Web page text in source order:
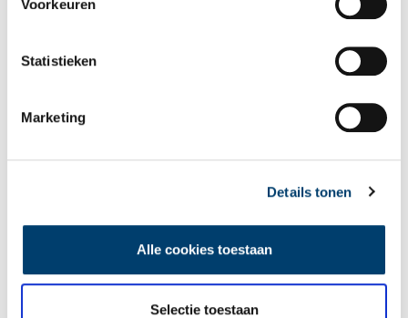
Voorkeuren
Statistieken
Marketing
Details tonen
Alle cookies toestaan
Selectie toestaan
wekelijkse nieuwsbrief!
Aanvullingen
Vul deze informatie aan of geef een reactie.
Vereiste velden zijn gemarkeerd met *. Het e-mailadres wordt niet